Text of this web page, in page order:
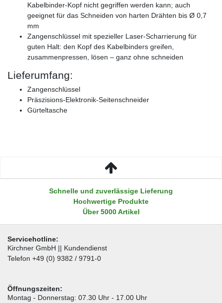
Kabelbinder-Kopf nicht gegriffen werden kann; auch
geeignet für das Schneiden von harten Drähten bis Ø 0,7
mm
Zangenschlüssel mit spezieller Laser-Scharrierung für
guten Halt: den Kopf des Kabelbinders greifen,
zusammenpressen, lösen – ganz ohne schneiden
Lieferumfang:
Zangenschlüssel
Präszisions-Elektronik-Seitenschneider
Gürteltasche
Schnelle und zuverlässige Lieferung
Hochwertige Produkte
Über 5000 Artikel
Servicehotline:
Kirchner GmbH || Kundendienst
Telefon +49 (0) 9382 / 9791-0
Öffnungszeiten:
Montag - Donnerstag: 07.30 Uhr - 17.00 Uhr